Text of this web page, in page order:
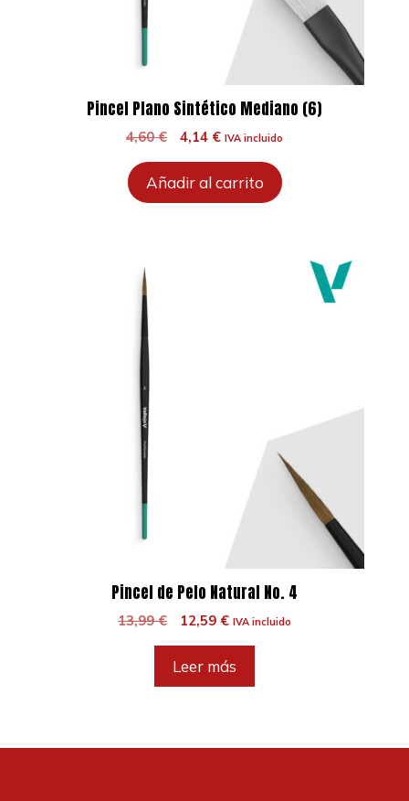
Pincel Plano Sintético Mediano (6)
4,60€
El
original
era:
4,14 €El
actual
es:
IVA incluido
Añadir al carrito
Pincel de Pelo Natural No. 4
13,99€
El
original
era:
12,59 €El
es:
IVA incluido
Leer más